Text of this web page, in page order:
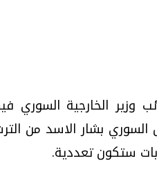
وزير الخارجية
ستكون تعددية.